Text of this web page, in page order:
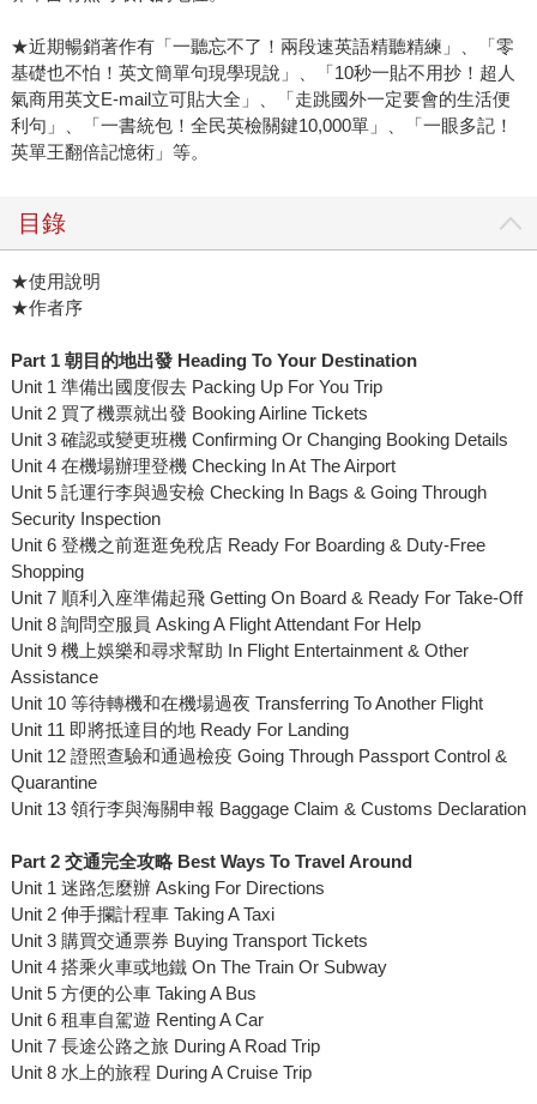
★近期暢銷著作有「一聽忘不了！兩段速英語精聽精練」、「零
基礎也不怕！英文簡單句現學現說」、「10秒一貼不用抄！超人
氣商用英文E-mail立可貼大全」、「走跳國外一定要會的生活便
利句」、「一書統包！全民英檢關鍵10,000單」、「一眼多記！
英單王翻倍記憶術」等。
目錄
★使用說明
★作者序
Part 1 朝目的地出發Heading To Your Destination
Unit 1 準備出國度假去 Packing Up For You Trip
Unit 2 買了機票就出發 Booking Airline Tickets
Unit 3 確認或變更班機 Confirming Or Changing Booking Details
Unit 4 在機場辦理登機 Checking In At The Airport
Unit 5 託運行李與過安檢 Checking In Bags & Going Through
Security Inspection
Unit 6 登機之前逛逛免稅店 Ready For Boarding & Duty-Free
Shopping
Unit 7 順利入座準備起飛 Getting On Board & Ready For Take-Off
Unit 8 詢問空服員 Asking A Flight Attendant For Help
Unit 9 機上娛樂和尋求幫助 In Flight Entertainment & Other
Assistance
Unit 10 等待轉機和在機場過夜 Transferring To Another Flight
Unit 11 即將抵達目的地 Ready For Landing
Unit 12 證照查驗和通過檢疫 Going Through Passport Control &
Quarantine
Unit 13 領行李與海關申報 Baggage Claim & Customs Declaration
Part 2 交通完全攻略Best Ways To Travel Around
Unit 1 迷路怎麼辦 Asking For Directions
Unit 2 伸手攔計程車 Taking A Taxi
Unit 3 購買交通票券 Buying Transport Tickets
Unit 4 搭乘火車或地鐵 On The Train Or Subway
Unit 5 方便的公車 Taking A Bus
Unit 6 租車自駕遊 Renting A Car
Unit 7 長途公路之旅 During A Road Trip
Unit 8 水上的旅程 During A Cruise Trip